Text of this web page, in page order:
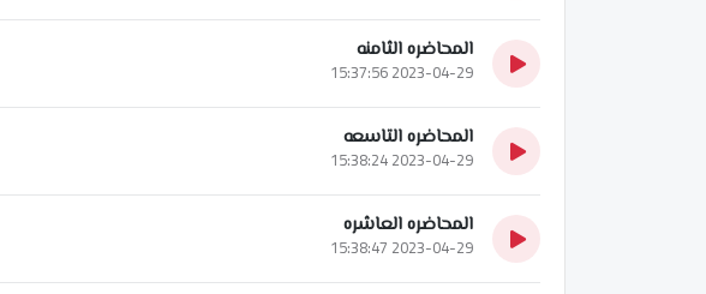
المحاضره الثامنه
2023-04-29 15:37:56
المحاضره التاسعه
2023-04-29 15:38:24
المحاضره العاشره
2023-04-29 15:38:47